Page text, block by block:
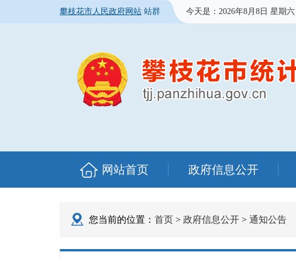
攀枝花市人民政府网站 站群 今天是： 2026年8月8日 星期六
网站首页 政府信息公开
您当前的位置： 首页 > 政府信息公开 > 通知公告